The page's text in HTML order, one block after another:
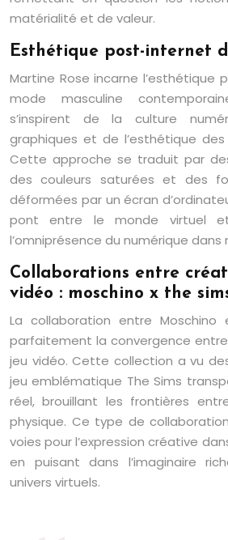
matérialité et de valeur.
Esthétique post-internet
Martine Rose incarne l’esthétique
mode masculine
s’inspirent de la culture
graphiques et de l’esthétique
Cette approche se traduit par
des couleurs saturées et des
déformées par un écran
pont entre le monde virtuel
l’omniprésence du numérique
Collaborations entre
vidéo : moschino x the
La collaboration entre Moschino
parfaitement la convergence
jeu vidéo. Cette collection a vu
jeu emblématique The Sims
réel, brouillant les frontières
physique. Ce type de
voies pour l’expression créative
en puisant dans l’imaginaire
univers virtuels.